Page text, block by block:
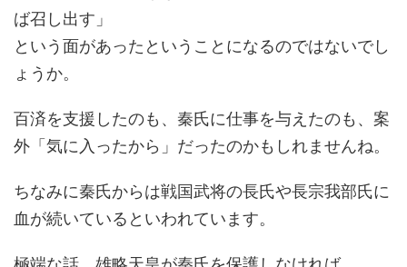
ば召し出す」
という面があったということになるのではないでし
ょうか。
百済を支援したのも、秦氏に仕事を与えたのも、案
外「気に入ったから」だったのかもしれませんね。
ちなみに秦氏からは戦国武将の長氏や長宗我部氏に
血が続いているといわれています。